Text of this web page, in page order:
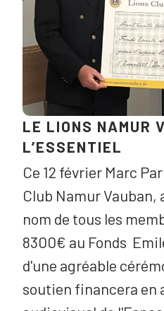
LE LIONS NAMUR
L’ESSENTIEL
Ce 12 février Marc
Club Namur
nom de tous les
8300€ au Fonds
d'une agréable
soutien financera en